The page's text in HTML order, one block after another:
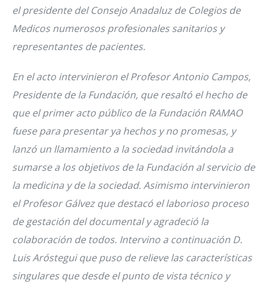
el presidente del Consejo Anadaluz de Colegios de
Medicos numerosos profesionales sanitarios y
representantes de pacientes.
En el acto intervinieron el Profesor Antonio Campos,
Presidente de la Fundación, que resaltó el hecho de
que el primer acto público de la Fundación RAMAO
fuese para presentar ya hechos y no promesas, y
lanzó un llamamiento a la sociedad invitándola a
sumarse a los objetivos de la Fundación al servicio de
la medicina y de la sociedad. Asimismo intervinieron
el Profesor Gálvez que destacó el laborioso proceso
de gestación del documental y agradeció la
colaboración de todos. Intervino a continuación D.
Luis Aróstegui que puso de relieve las características
singulares que desde el punto de vista técnico y